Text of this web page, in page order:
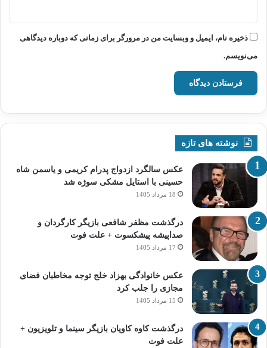
ذخیره نام، ایمیل و وبسایت من در مرورگر برای زمانی که دوباره دیدگاهی
می‌نویسم.
نوشته های تازه
عکس سالگرد ازدواج پدرام کریمی و یاسمن شاه‌
حسینی با استایل مشکی سوژه شد
18 مرداد 1405
درگذشت مظفر شافعی بازیگر کارگردان و
صداپیشه پیشکسوت + علت فوت
17 مرداد 1405
عکس خانوادگی بهزاد خلج توجه مخاطبان فضای
مجازی را جلب کرد
15 مرداد 1405
درگذشت کاوه کاویان بازیگر سینما و تلویزیون +
علت فوت